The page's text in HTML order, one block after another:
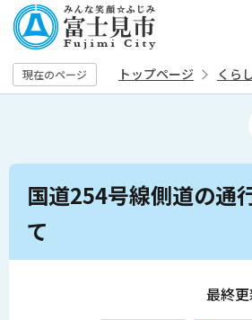
の
ペ
ー 現在のページ トップページ くら
本
か
国道254号線側道の通
て
最終